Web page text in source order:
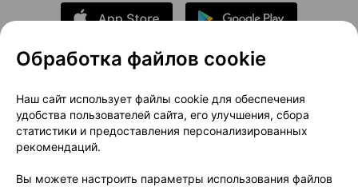
О проекте
Новости проекта
Размещение рекламы
Медицинский маркетинг
Публичный договор
Доставка
Обработка файлов cookie
Наш сайт использует файлы cookie для обеспечения
удобства пользователей сайта, его улучшения, сбора
статистики и предоставления персонализированных
рекомендаций.
Вы можете настроить параметры использования файлов